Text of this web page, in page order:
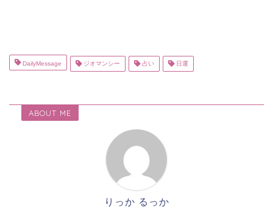
DailyMessage ジオマンシー 占い 日運
ABOUT ME
りっか るっか